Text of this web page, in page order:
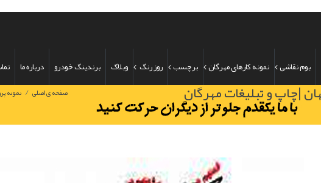
بوم نقاشی نمونه کارهای مهرگان برچسب روز رنگ وبلاگ برندینگ خودرو درباره ما
|چاپ و تبليغات مهرگان صفحه ی اصلی / نمونه